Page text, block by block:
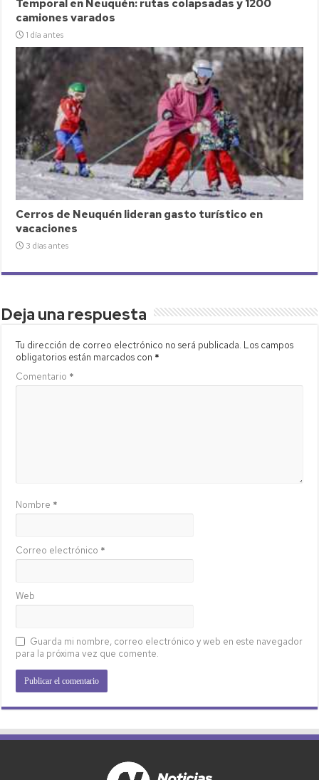
Temporal en Neuquén: rutas colapsadas y 1200
camiones varados
1 día antes
Cerros de Neuquén lideran gasto turístico en
vacaciones
3 días antes
Deja una respuesta
Tu dirección de correo electrónico no será publicada. Los campos
obligatorios están marcados con *
Comentario *
Nombre *
Correo electrónico *
Web
Guarda mi nombre, correo electrónico y web en este navegador
para la próxima vez que comente.